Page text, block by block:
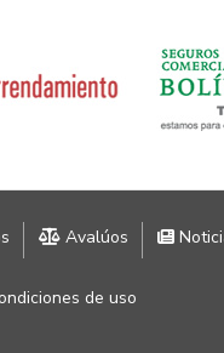
Avalúos
de uso